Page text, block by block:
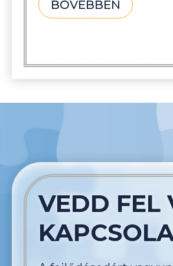
BŐVEBBEN
VEDD FEL